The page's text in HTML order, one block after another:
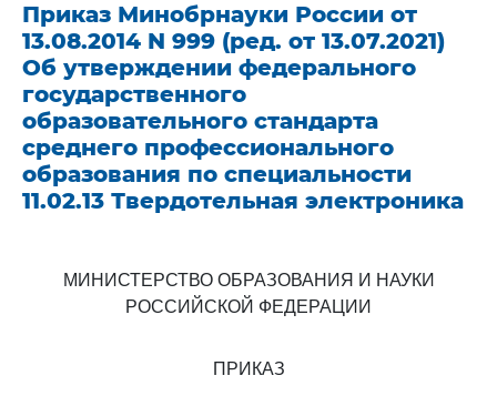
Приказ Минобрнауки России от
13.08.2014 N 999 (ред. от 13.07.2021)
Об утверждении федерального
государственного
образовательного стандарта
среднего профессионального
образования по специальности
11.02.13 Твердотельная электроника
МИНИСТЕРСТВО ОБРАЗОВАНИЯ И НАУКИ
РОССИЙСКОЙ ФЕДЕРАЦИИ
ПРИКАЗ